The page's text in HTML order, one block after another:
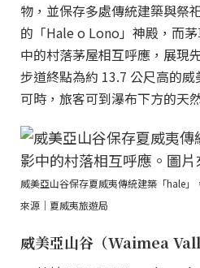
物，並保存多處傳統建築與祭
的「Hale o Lono」神殿，而
中的村落茅屋相互呼應，展現
步道終點為約 13.7 公尺高的
可時，旅客可到瀑布下方的天
威美亞山谷保存夏威夷傳統建築「hale
來源｜夏威夷旅遊局
威美亞山谷（Waimea